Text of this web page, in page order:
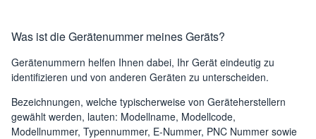
Was ist die Gerätenummer meines Geräts?
Gerätenummern helfen Ihnen dabei, Ihr Gerät eindeutig zu
identifizieren und von anderen Geräten zu unterscheiden.
Bezeichnungen, welche typischerweise von Geräteherstellern
gewählt werden, lauten: Modellname, Modellcode,
Modellnummer, Typennummer, E-Nummer, PNC Nummer sowie